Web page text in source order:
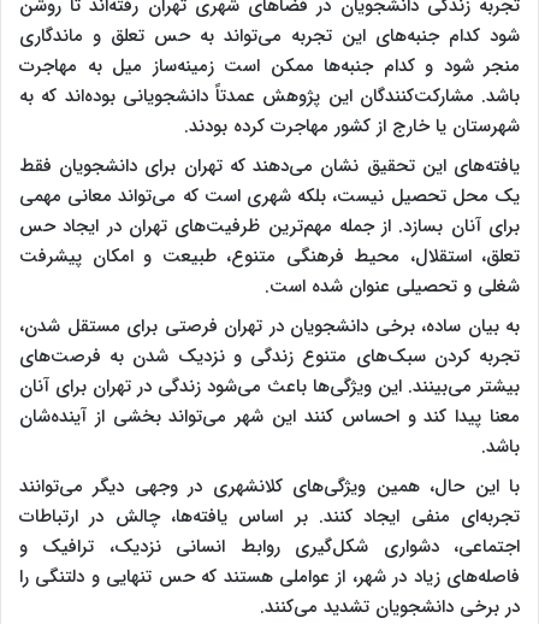
تجربه زندگی دانشجویان در فضاهای شهری تهران رفته‌اند تا روشن
شود کدام جنبه‌های این تجربه می‌تواند به حس تعلق و ماندگاری
منجر شود و کدام جنبه‌ها ممکن است زمینه‌ساز میل به مهاجرت
باشد. مشارکت‌کنندگان این پژوهش عمدتاً دانشجویانی بوده‌اند که به
شهرستان یا خارج از کشور مهاجرت کرده بودند.
یافته‌های این تحقیق نشان می‌دهند که تهران برای دانشجویان فقط
یک محل تحصیل نیست، بلکه شهری است که می‌تواند معانی مهمی
برای آنان بسازد. از جمله مهم‌ترین ظرفیت‌های تهران در ایجاد حس
تعلق، استقلال، محیط فرهنگی متنوع، طبیعت و امکان پیشرفت
شغلی و تحصیلی عنوان شده است.
به بیان ساده، برخی دانشجویان در تهران فرصتی برای مستقل شدن،
تجربه کردن سبک‌های متنوع زندگی و نزدیک شدن به فرصت‌های
بیشتر می‌بینند. این ویژگی‌ها باعث می‌شود زندگی در تهران برای آنان
معنا پیدا کند و احساس کنند این شهر می‌تواند بخشی از آینده‌شان
باشد.
با این حال، همین ویژگی‌های کلانشهری در وجهی دیگر می‌توانند
تجربه‌ای منفی ایجاد کنند. بر اساس یافته‌ها، چالش در ارتباطات
اجتماعی، دشواری شکل‌گیری روابط انسانی نزدیک، ترافیک و
فاصله‌های زیاد در شهر، از عواملی هستند که حس تنهایی و دلتنگی را
در برخی دانشجویان تشدید می‌کنند.